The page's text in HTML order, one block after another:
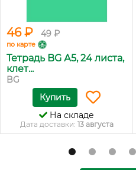
46 ₽ 49 ₽
по карте
Тетрадь BG А5, 24 листа,
клет...
BG
Купить
На складе
Дата доставки: 13 августа